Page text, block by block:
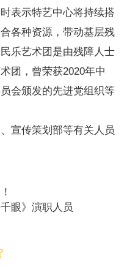
表示特艺中心将持续搭
各种资源，带动基层残
乐艺术团是由残障人士
团，曾荣获2020年中
会颁发的先进党组织等
宣传策划部等有关人员
眼》演职人员